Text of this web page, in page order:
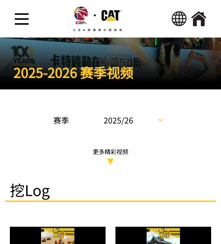
热点新闻
精彩视频
2025-2026 赛季视频
赛季 2025/26
更多精彩视频
挖Log